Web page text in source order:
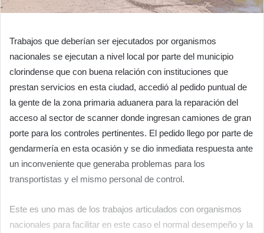
Trabajos que deberían ser ejecutados por organismos
nacionales se ejecutan a nivel local por parte del municipio
clorindense que con buena relación con instituciones que
prestan servicios en esta ciudad, accedió al pedido puntual de
la gente de la zona primaria aduanera para la reparación del
acceso al sector de scanner donde ingresan camiones de gran
porte para los controles pertinentes. El pedido llego por parte de
gendarmería en esta ocasión y se dio inmediata respuesta ante
un inconveniente que generaba problemas para los
transportistas y el mismo personal de control.
Este es uno mas de los trabajos articulados con organismos
nacionales para facilitar en este caso el normal desempeño y la